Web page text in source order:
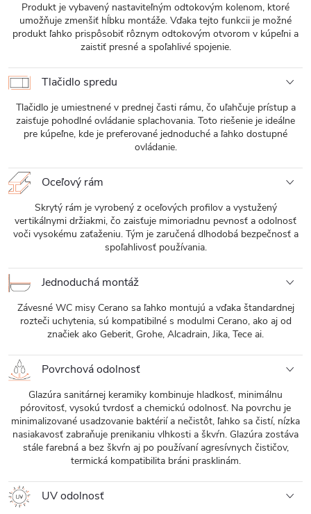
Produkt je vybavený nastaviteľným odtokovým kolenom, ktoré
umožňuje zmenšiť hĺbku montáže. Vďaka tejto funkcii je možné
produkt ľahko prispôsobiť rôznym odtokovým otvorom v kúpeľni a
zaistiť presné a spoľahlivé spojenie.
Tlačidlo spredu
Tlačidlo je umiestnené v prednej časti rámu, čo uľahčuje prístup a
zaisťuje pohodlné ovládanie splachovania. Toto riešenie je ideálne
pre kúpeľne, kde je preferované jednoduché a ľahko dostupné
ovládanie.
Oceľový rám
Skrytý rám je vyrobený z oceľových profilov a vystužený
vertikálnymi držiakmi, čo zaisťuje mimoriadnu pevnosť a odolnosť
voči vysokému zaťaženiu. Tým je zaručená dlhodobá bezpečnosť a
spoľahlivosť používania.
Jednoduchá montáž
Závesné WC misy Cerano sa ľahko montujú a vďaka štandardnej
rozteči uchytenia, sú kompatibilné s modulmi Cerano, ako aj od
značiek ako Geberit, Grohe, Alcadrain, Jika, Tece ai.
Povrchová odolnosť
Glazúra sanitárnej keramiky kombinuje hladkosť, minimálnu
pórovitosť, vysokú tvrdosť a chemickú odolnosť. Na povrchu je
minimalizované usadzovanie baktérií a nečistôt, ľahko sa čistí, nízka
nasiakavosť zabraňuje prenikaniu vlhkosti a škvŕn. Glazúra zostáva
stále farebná a bez škvŕn aj po používaní agresívnych čističov,
termická kompatibilita bráni prasklinám.
UV odolnosť